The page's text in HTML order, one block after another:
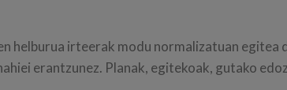
helburua irteerak modu normalizatuan
erantzunez. Planak, egitekoak, gutako